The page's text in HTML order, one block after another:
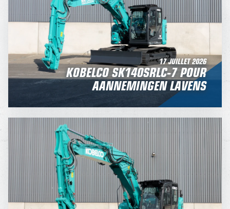
17 JUILLET 2026
KOBELCO SK140SRLC-7 POUR
AANNEMINGEN LAVENS